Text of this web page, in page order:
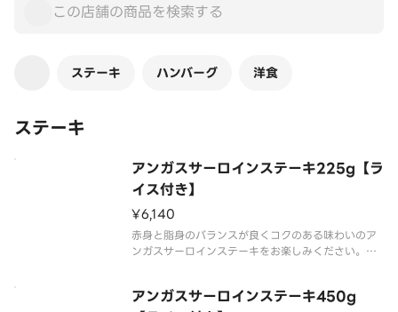
ステーキ ハンバーグ 洋食
ステーキ
アンガスサーロインステーキ225g【ラ
イス付き】
¥6,140
赤身と脂身のバランスが良くコクのある味わいのア
ンガスサーロインステーキをお楽しみください。※
す。）※画像はイメージです。
アンガスサーロインステーキ450g